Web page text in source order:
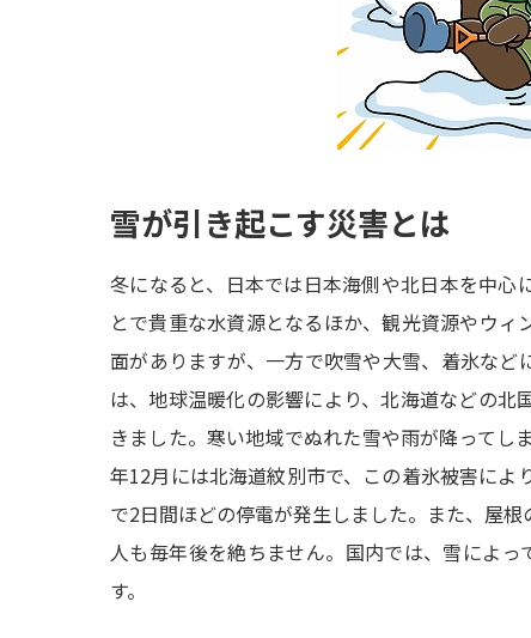
雪が引き起こす災害とは
冬になると、日本では日本海側や北日本を中心
とで貴重な水資源となるほか、観光資源やウ
面がありますが、一方で吹雪や大雪、着氷な
は、地球温暖化の影響により、北海道などの北
きました。寒い地域でぬれた雪や雨が降ってし
年12月には北海道紋別市で、この着氷被害に
で2日間ほどの停電が発生しました。また、屋
人も毎年後を絶ちません。国内では、雪によ
す。